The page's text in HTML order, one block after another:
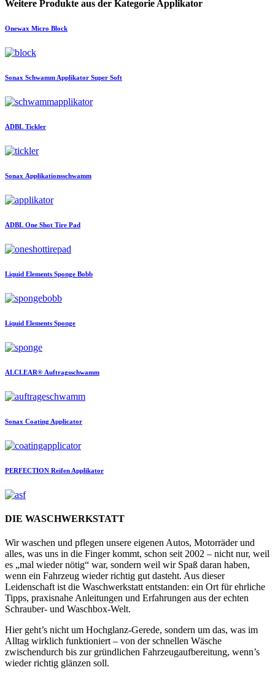
Weitere Produkte aus der Kategorie Applikator
Onewax Micro Block
Sonax Schwamm Applikator Super Soft
ADBL Tickler
Sonax Applikationsschwamm
ADBL One Shot Tire Pad
Liquid Elements Sponge Bobb
Liquid Elements Sponge
ALCLEAR® Auftragsschwamm
Sonax Coating Applicator
PERFECTION Reifen Applikator
DIE WASCHWERKSTATT
Wir waschen und pflegen unsere eigenen Autos, Motorräder und
alles, was uns in die Finger kommt, schon seit 2002 – nicht nur, weil
es „mal wieder nötig“ war, sondern weil wir Spaß daran haben,
wenn ein Fahrzeug wieder richtig gut dasteht. Aus dieser
Leidenschaft ist die Waschwerkstatt entstanden: ein Ort für ehrliche
Tipps, praxisnahe Anleitungen und Erfahrungen aus der echten
Schrauber- und Waschbox-Welt.
Hier geht’s nicht um Hochglanz-Gerede, sondern um das, was im
Alltag wirklich funktioniert – von der schnellen Wäsche
zwischendurch bis zur gründlichen Fahrzeugaufbereitung, wenn’s
wieder richtig glänzen soll.